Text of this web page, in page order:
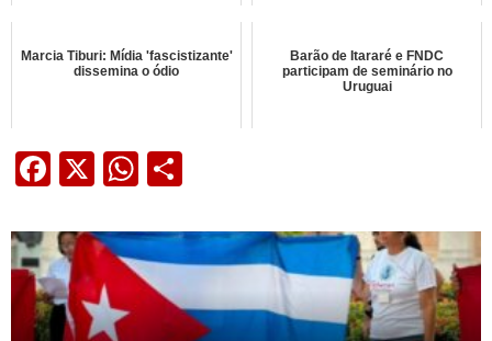
Marcia Tiburi: Mídia 'fascistizante'
dissemina o ódio
Barão de Itararé e FNDC
participam de seminário no
Uruguai
Facebook
X WhatsApp